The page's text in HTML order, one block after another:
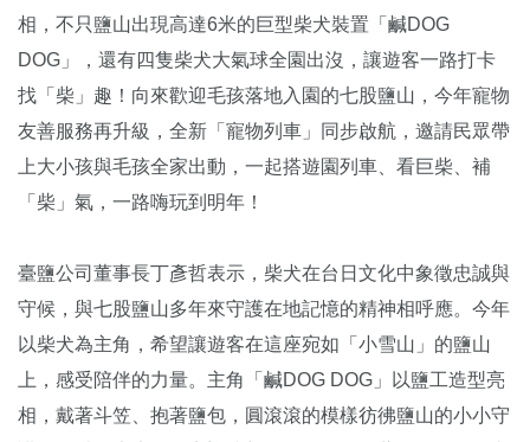
相，不只鹽山出現高達6米的巨型柴犬裝置「鹹DOG
DOG」，還有四隻柴犬大氣球全園出沒，讓遊客一路打卡
找「柴」趣！向來歡迎毛孩落地入園的七股鹽山，今年寵物
友善服務再升級，全新「寵物列車」同步啟航，邀請民眾帶
上大小孩與毛孩全家出動，一起搭遊園列車、看巨柴、補
「柴」氣，一路嗨玩到明年！
臺鹽公司董事長丁彥哲表示，柴犬在台日文化中象徵忠誠與
守候，與七股鹽山多年來守護在地記憶的精神相呼應。今年
以柴犬為主角，希望讓遊客在這座宛如「小雪山」的鹽山
上，感受陪伴的力量。主角「鹹DOG DOG」以鹽工造型亮
相，戴著斗笠、抱著鹽包，圓滾滾的模樣彷彿鹽山的小小守